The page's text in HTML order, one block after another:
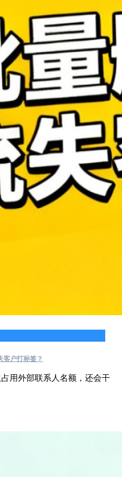
客户打标签？
用外部联系人名额，还会干